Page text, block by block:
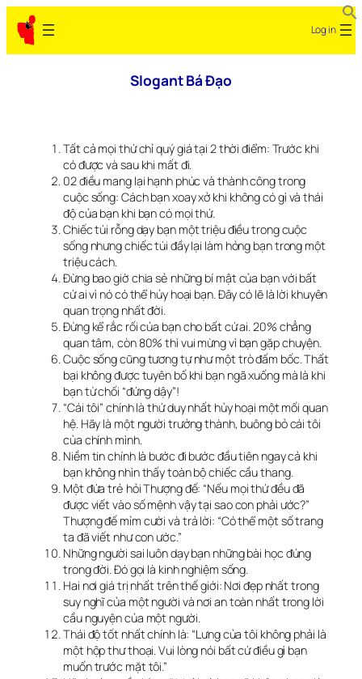
Skip
to
content
Log in
Slogant Bá Đạo
Tất cả mọi thứ chỉ quý giá tại 2 thời điểm: Trước khi
có được và sau khi mất đi.
02 điều mang lại hạnh phúc và thành công trong
cuộc sống: Cách bạn xoay xở khi không có gì và thái
độ của bạn khi bạn có mọi thứ.
Chiếc túi rỗng dạy bạn một triệu điều trong cuộc
sống nhưng chiếc túi đầy lại làm hỏng bạn trong một
triệu cách.
Đừng bao giờ chia sẻ những bí mật của bạn với bất
cứ ai vì nó có thể hủy hoại bạn. Đây có lẽ là lời khuyên
quan trọng nhất đời.
Đừng kể rắc rối của bạn cho bất cứ ai. 20% chẳng
quan tâm, còn 80% thì vui mừng vì bạn gặp chuyện.
Cuộc sống cũng tương tự như một trò đấm bốc. Thất
bại không được tuyên bố khi bạn ngã xuống mà là khi
bạn từ chối “đứng dậy”!
“Cái tôi” chính là thứ duy nhất hủy hoại một mối quan
hệ. Hãy là một người trưởng thành, buông bỏ cái tôi
của chính mình.
Niềm tin chính là bước đi bước đầu tiên ngay cả khi
bạn không nhìn thấy toàn bộ chiếc cầu thang.
Một đứa trẻ hỏi Thượng đế: “Nếu mọi thứ đều đã
được viết vào số mệnh vậy tại sao con phải ước?”
Thượng đế mỉm cười và trả lời: “Có thể một số trang
ta đã viết như con ước.”
Những người sai luôn dạy bạn những bài học đúng
trong đời. Đó gọi là kinh nghiệm sống.
Hai nơi giá trị nhất trên thế giới: Nơi đẹp nhất trong
suy nghĩ của một người và nơi an toàn nhất trong lời
cầu nguyện của một người.
Thái độ tốt nhất chính là: “Lưng của tôi không phải là
một hộp thư thoại. Vui lòng nói bất cứ điều gì bạn
muốn trước mặt tôi.”